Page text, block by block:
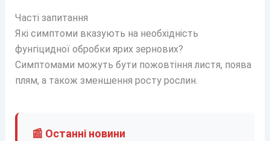
Часті запитання
Які симптоми вказують на необхідність
фунгіцидної обробки ярих зернових?
Симптомами можуть бути пожовтіння листя, поява
плям, а також зменшення росту рослин.
📰 Останні новини